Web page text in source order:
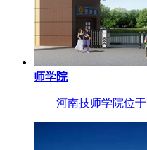
师学院
河南技师学院位于